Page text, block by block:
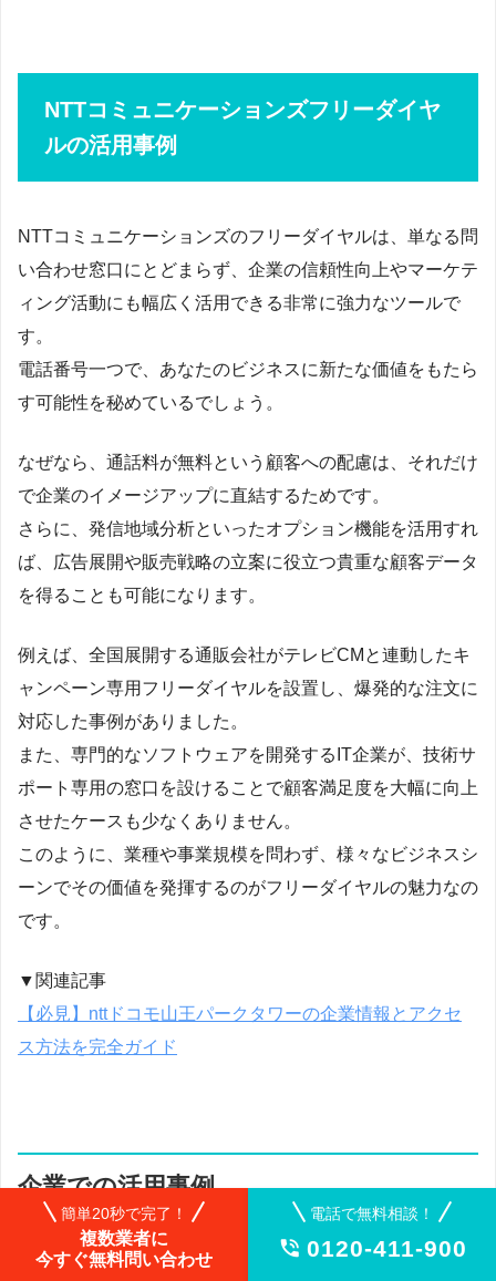
NTTコミュニケーションズフリーダイヤ
ルの活用事例
NTTコミュニケーションズのフリーダイヤルは、単なる問
い合わせ窓口にとどまらず、企業の信頼性向上やマーケテ
ィング活動にも幅広く活用できる非常に強力なツールで
す。
電話番号一つで、あなたのビジネスに新たな価値をもたら
す可能性を秘めているでしょう。
なぜなら、通話料が無料という顧客への配慮は、それだけ
で企業のイメージアップに直結するためです。
さらに、発信地域分析といったオプション機能を活用すれ
ば、広告展開や販売戦略の立案に役立つ貴重な顧客データ
を得ることも可能になります。
例えば、全国展開する通販会社がテレビCMと連動したキ
ャンペーン専用フリーダイヤルを設置し、爆発的な注文に
対応した事例がありました。
また、専門的なソフトウェアを開発するIT企業が、技術サ
ポート専用の窓口を設けることで顧客満足度を大幅に向上
させたケースも少なくありません。
このように、業種や事業規模を問わず、様々なビジネスシ
ーンでその価値を発揮するのがフリーダイヤルの魅力なの
です。
▼関連記事
【必見】nttドコモ山王パークタワーの企業情報とアクセ
ス方法を完全ガイド
企業での活用事例
簡単20秒で完了！
複数業者に
今すぐ無料問い合わせ
電話で無料相談！
 0120-411-900